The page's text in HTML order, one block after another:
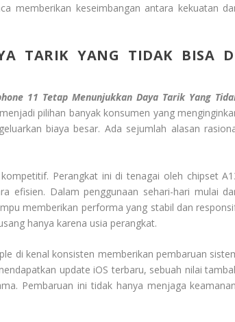
memberikan keseimbangan antara kekuatan
TARIK YANG TIDAK BISA
11 Tetap Menunjukkan Daya Tarik Yang
pilihan banyak konsumen yang
biaya besar. Ada sejumlah alasan
Perangkat ini di tenagai oleh chipset
efisien. Dalam penggunaan sehari-hari mulai
memberikan performa yang stabil dan
hanya karena usia perangkat.
di kenal konsisten memberikan pembaruan
update iOS terbaru, sebuah nilai
Pembaruan ini tidak hanya menjaga